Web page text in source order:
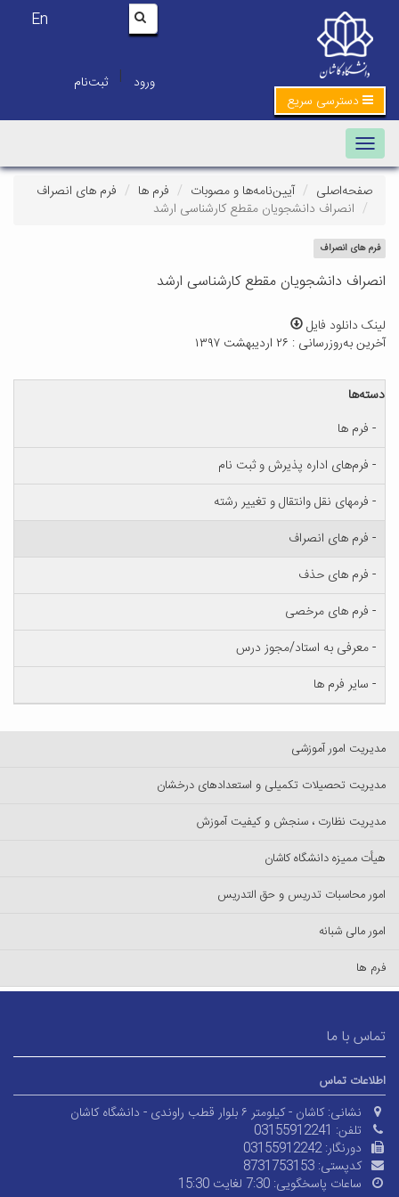
En
ورود | ثبت‌نام
دسترسی سریع
Toggle navigation
صفحه‌اصلی آیین‌نامه‌ها و مصوبات فرم ها
فرم های انصراف
انصراف دانشجویان مقطع کارشناسی ارشد
فرم های انصراف
انصراف دانشجویان مقطع کارشناسی ارشد
لینک دانلود فایل
آخرین به‌روزرسانی : ۲۶ اردیبهشت ۱۳۹۷
دسته‌ها
- فرم ها
- فرم‌های اداره پذیرش و ثبت نام
- فرمهای نقل وانتقال و تغییر رشته
- فرم های انصراف
- فرم های حذف
- فرم های مرخصی
- معرفی به استاد/مجوز درس
- سایر فرم ها
مدیریت امور آموزشی
مدیریت تحصیلات تکمیلی و استعدادهای درخشان
مدیریت نظارت ، سنجش و کیفیت آموزش
هیأت ممیزه دانشگاه کاشان
امور محاسبات تدریس و حق التدریس
امور مالی شبانه
فرم ها
تماس با ما
اطلاعات تماس
نشانی: کاشان - کیلومتر ۶ بلوار قطب راوندی - دانشگاه کاشان
تلفن: 03155912241
دورنگار:03155912242
کدپستی: 8731753153
ساعات پاسخگویی: 7:30 لغایت 15:30